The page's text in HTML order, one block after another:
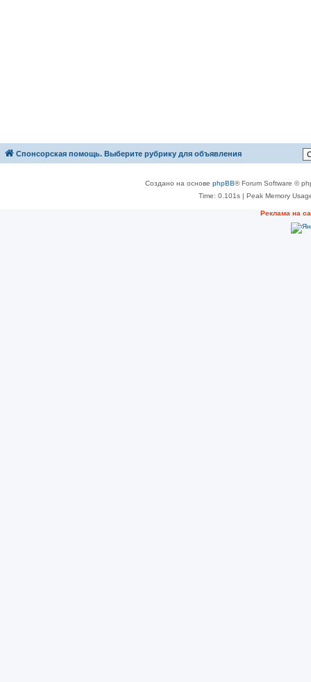
Спонсорская помощь. Выберите рубрику для объявления
Создано на основе phpBB® Forum Software ©
Time: 0.101s| Peak Memory
Реклама на